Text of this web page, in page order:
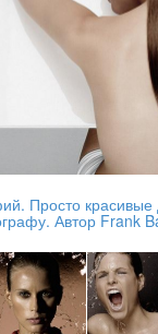
Просто красивые
Автор Frank